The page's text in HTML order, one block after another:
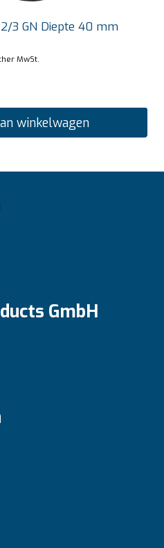
2/3 GN Diepte 40 mm
MwSt.
winkelwagen
GmbH